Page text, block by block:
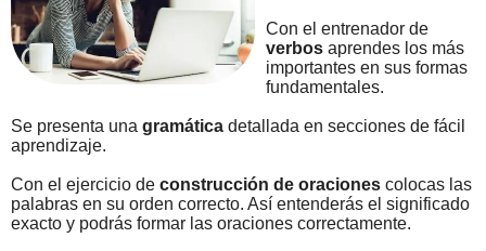
Con el entrenador de
verbos aprendes los más
importantes en sus formas
fundamentales.
Se presenta una gramática detallada en secciones de fácil
aprendizaje.
Con el ejercicio de construcción de oraciones colocas las
palabras en su orden correcto. Así entenderás el significado
exacto y podrás formar las oraciones correctamente.